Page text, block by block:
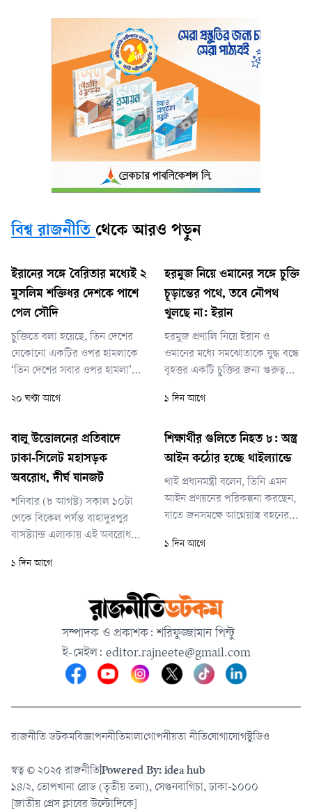
বিশ্ব রাজনীতি থেকে আরও পড়ুন
ইরানের সঙ্গে বৈরিতার মধ্যেই ২
মুসলিম শক্তিধর দেশকে পাশে
পেল সৌদি
চুক্তিতে বলা হয়েছে, তিন দেশের
যেকোনো একটির ওপর হামলাকে
‘তিন দেশের সবার ওপর হামলা’
দেশের প্রকাশিত এক যৌথ
উদ্দেশ্য হলো ‘যেকোনো ধরনের
আগ্রাসনের বিরুদ্ধে যৌথ প্রতিরোধ
ব্যবস্থা শক্তিশালী করা’ এবং ‘তিন
সব দিক আরও
২০ ঘণ্টা আগে
হরমুজ নিয়ে ওমানের সঙ্গে চুক্তি
চূড়ান্তের পথে, তবে নৌপথ
খুলছে না: ইরান
হরমুজ প্রণালি নিয়ে ইরান ও
ওমানের মধ্যে সমঝোতাকে যুদ্ধ বন্ধে
বৃহত্তর একটি চুক্তির জন্য গুরুত্বপূর্ণ
ফেব্রুয়ারি ইরানে যুক্তরাষ্ট্র ও
শুরু হয়। এর পর বিশ্বের গুরুত্বপূর্ণ
জ্বালানি রপ্তানি পথ হরমুজ
প্রতিষ্ঠা করে।
১ দিন আগে
বালু উত্তোলনের প্রতিবাদে
ঢাকা-সিলেট মহাসড়ক
অবরোধ, দীর্ঘ যানজট
শনিবার (৮ আগস্ট) সকাল ১০টা
থেকে বিকেল পর্যন্ত বাহাদুরপুর
বাসস্ট্যান্ড এলাকায় এই অবরোধ
১ দিন আগে
শিক্ষার্থীর গুলিতে নিহত ৮: অস্ত্র
আইন কঠোর হচ্ছে থাইল্যান্ডে
থাই প্রধানমন্ত্রী বলেন, তিনি এমন
আইন প্রণয়নের পরিকল্পনা করছেন,
যাতে জনসমক্ষে আগ্নেয়াস্ত্র বহনের
নতুন আইনে শুধু দায়িত্ব পালনরত
হয়েছে।
১ দিন আগে
সম্পাদক ও প্রকাশক: শরিফুজ্জামান পিন্টু
ই-মেইল: editor.rajneete@gmail.com
রাজনীতি ডটকমবিজ্ঞাপননীতিমালাগোপনীয়তা নীতিযোগাযোগস্টুডিও
স্বত্ব © ২০২৫ রাজনীতিPowered By: idea hub
১৪/২, তোপখানা রোড (তৃতীয় তলা), সেগুনবাগিচা, ঢাকা-১০০০
[জাতীয় প্রেস ক্লাবের উল্টোদিকে]